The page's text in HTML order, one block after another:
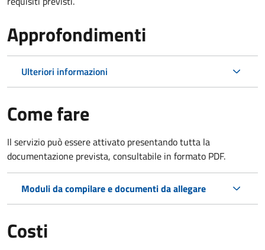
Approfondimenti
Ulteriori informazioni
Come fare
Il servizio può essere attivato presentando tutta la
documentazione prevista, consultabile in formato PDF.
Moduli da compilare e documenti da allegare
Costi